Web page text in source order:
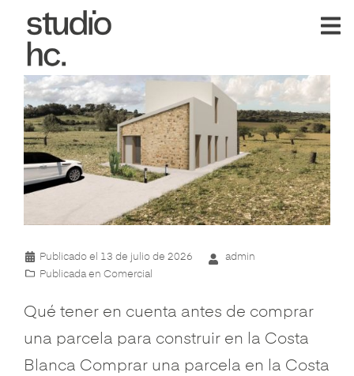
Saltar
contenido
Studio
HC®
Publicado el 13 de julio de 2026
admin
Publicada en Comercial
Qué tener en cuenta antes de comprar
una parcela para construir en la Costa
Blanca Comprar una parcela en la Costa